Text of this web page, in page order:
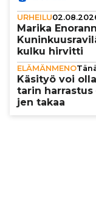
URHEILU
Marika
kulku hirvitti
ELÄMÄNMENO
Käsityö voi
ta­rin
jen takaa